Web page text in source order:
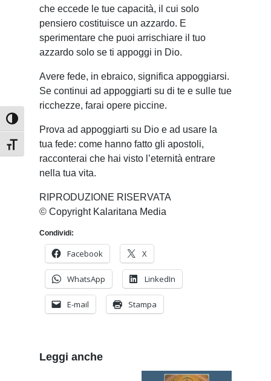
Attiva/disattiva alto contrasto
Attiva/disattiva dimensione testo
che eccede le tue capacità, il cui solo
pensiero costituisce un azzardo. E
sperimentare che puoi arrischiare il tuo
azzardo solo se ti appoggi in Dio.
Avere fede, in ebraico, significa appoggiarsi.
Se continui ad appoggiarti su di te e sulle tue
ricchezze, farai opere piccine.
Prova ad appoggiarti su Dio e ad usare la
tua fede: come hanno fatto gli apostoli,
racconterai che hai visto l’eternità entrare
nella tua vita.
RIPRODUZIONE RISERVATA
© Copyright Kalaritana Media
Condividi:
Facebook X
WhatsApp LinkedIn
E-mail Stampa
Leggi anche